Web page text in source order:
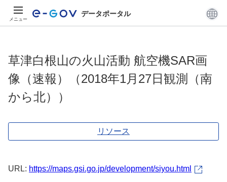
メニュー
データポータル
草津白根山の火山活動 航空機SAR画
像（速報）（2018年1月27日観測（南
から北））
リソース
URL: https://maps.gsi.go.jp/development/siyou.html